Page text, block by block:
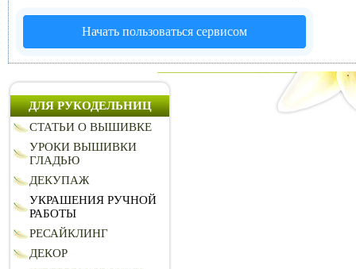
Начать пользоваться сервисом
ДЛЯ РУКОДЕЛЬНИЦ
СТАТЬИ О ВЫШИВКЕ
УРОКИ ВЫШИВКИ
ГЛАДЬЮ
ДЕКУПАЖ
УКРАШЕНИЯ РУЧНОЙ
РАБОТЫ
РЕСАЙКЛИНГ
ДЕКОР